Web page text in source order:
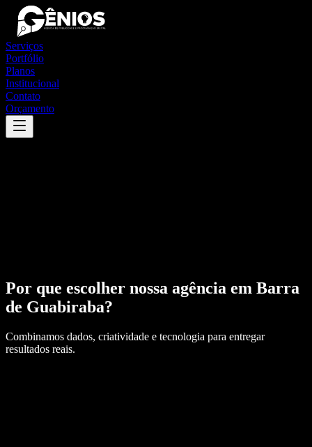
Serviços
Portfólio
Planos
Institucional
Contato
Orçamento
Por que escolher nossa agência em Barra
de Guabiraba?
Combinamos dados, criatividade e tecnologia para entregar
resultados reais.